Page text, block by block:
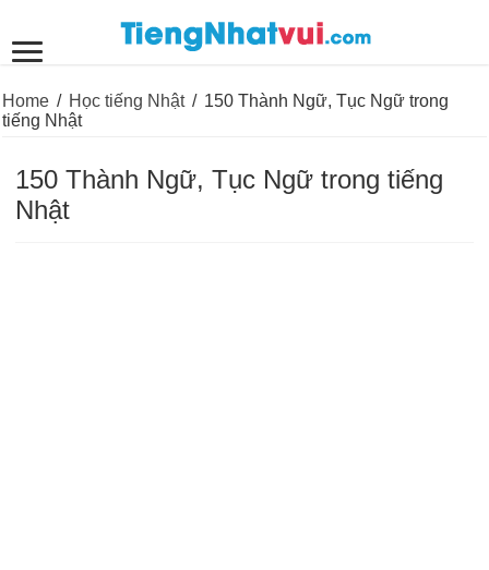
Home / Học tiếng Nhật / 150 Thành Ngữ, Tục Ngữ trong
tiếng Nhật
150 Thành Ngữ, Tục Ngữ trong tiếng
Nhật